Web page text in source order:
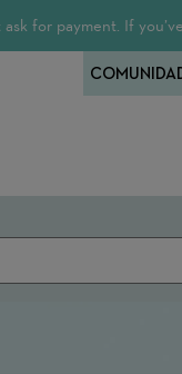
ask for payment. If